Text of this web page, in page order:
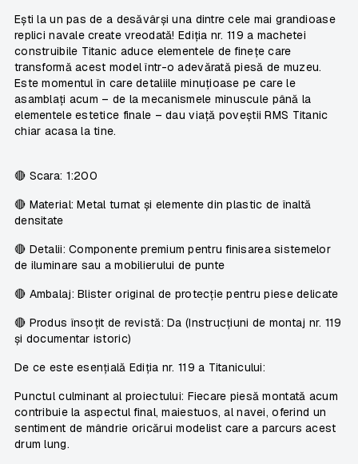
Ești la un pas de a desăvârși una dintre cele mai grandioase
replici navale create vreodată! Ediția nr. 119 a machetei
construibile Titanic aduce elementele de finețe care
transformă acest model într-o adevărată piesă de muzeu.
Este momentul în care detaliile minuțioase pe care le
asamblați acum – de la mecanismele minuscule până la
elementele estetice finale – dau viață poveștii RMS Titanic
chiar acasa la tine.
🔴 Scara: 1:200
🔴 Material: Metal turnat și elemente din plastic de înaltă
densitate
🔴 Detalii: Componente premium pentru finisarea sistemelor
de iluminare sau a mobilierului de punte
🔴 Ambalaj: Blister original de protecție pentru piese delicate
🔴 Produs însoțit de revistă: Da (Instrucțiuni de montaj nr. 119
și documentar istoric)
De ce este esențială Ediția nr. 119 a Titanicului:
Punctul culminant al proiectului: Fiecare piesă montată acum
contribuie la aspectul final, maiestuos, al navei, oferind un
sentiment de mândrie oricărui modelist care a parcurs acest
drum lung.